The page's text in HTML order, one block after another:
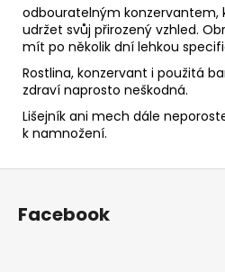
odbouratelným konzervantem,
udržet svůj přirozený vzhled.
mít po několik dní lehkou
Rostlina, konzervant i použitá
zdraví naprosto neškodná.
Lišejník ani mech dále
k namnožení.
Z
Facebook